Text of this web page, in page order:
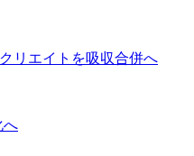
リエイトを吸収合併へ
へ